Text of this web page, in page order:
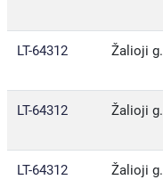
LT-64312 Žalioji g.
LT-64312 Žalioji g.
LT-64312 Žalioji g.